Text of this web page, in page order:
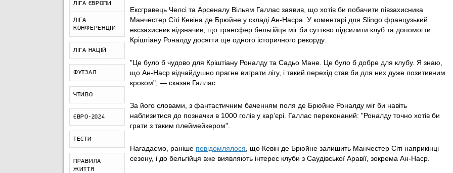
ЛІГА ЄВРОПИ
ЛІГА
КОНФЕРЕНЦІЙ
ЛІГА НАЦІЙ
ФУТЗАЛ
ЧТИВО
ЄВРО-2024
ТЕСТИ
ПРАВИЛА
ЖИТТЯ
Ексгравець Челсі та Арсеналу Вільям Галлас заявив, що хотів би побачити півзахисника
Манчестер Сіті Кевіна де Брюйне у складі Ан-Насра. У коментарі для Slingo французький
ексзахисник відзначив, що трансфер бельгійця міг би суттєво підсилити клуб та допомогти
Кріштіану Роналду досягти ще одного історичного рекорду.
"Це було б чудово для Кріштіану Роналду та Садьо Мане. Це було б добре для клубу. Я знаю,
що Ан-Наср відчайдушно прагне виграти лігу, і такий перехід став би для них дуже позитивним
кроком", — сказав Галлас.
За його словами, з фантастичним баченням поля де Брюйне Роналду міг би навіть
наблизитися до позначки в 1000 голів у кар’єрі. Галлас переконаний: "Роналду точно хотів би
грати з таким плеймейкером".
Нагадаємо, раніше повідомлялося , що Кевін де Брюйне залишить Манчестер Сіті наприкінці
сезону, і до бельгійця вже виявляють інтерес клуби з Саудівської Аравії, зокрема Ан-Наср.